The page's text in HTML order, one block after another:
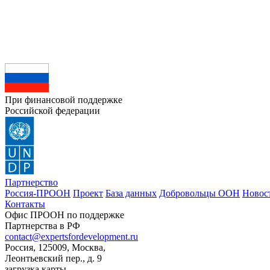
При финансовой поддержке
Российской федерации
Партнерство
Россия-ПРООН Проект База данных Добровольцы ООН
Контакты
Офис ПРООН по поддержке
Партнерства в РФ
contact@expertsfordevelopment.ru
Россия, 125009, Москва,
Леонтьевский пер., д. 9